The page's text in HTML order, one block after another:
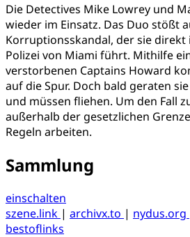
Die Detectives Mike Lowrey und
wieder im Einsatz. Das Duo stößt
Korruptionsskandal, der sie
Polizei von Miami führt. Mithilfe
verstorbenen Captains Howard
auf die Spur. Doch bald geraten
und müssen fliehen. Um den Fall
außerhalb der gesetzlichen
Regeln arbeiten.
Sammlung
einschalten
szene.link | archivx.to | nydus.org
bestoflinks